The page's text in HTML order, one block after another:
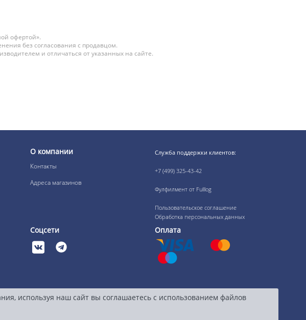
офертой».
без согласования с продавцом.
и отличаться от указанных на сайте.
О компании
Контакты
Адреса магазинов
Служба поддержки клиентов:
+7 (499) 325-43-42
Фулфилмент от Fulllog
Пользовательское соглашение
Обработка персональных данных
Соцсети Оплата
используя наш сайт вы соглашаетесь с использованием файлов